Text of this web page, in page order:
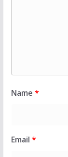
Name *
Email *